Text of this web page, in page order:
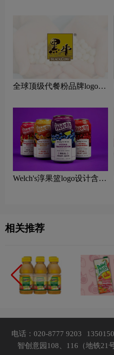
全球顶级代餐粉品牌logo一
Welch's淳果篮logo设计含义
相关推荐
电话：020-8777 9203
智创意园108、116（地铁21